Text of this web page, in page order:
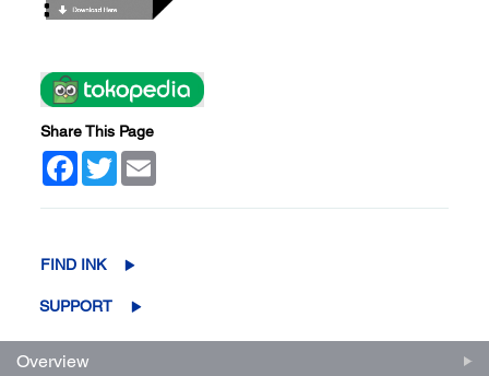
Share This Page
Facebook
Twitter
FIND INK
SUPPORT
Overview